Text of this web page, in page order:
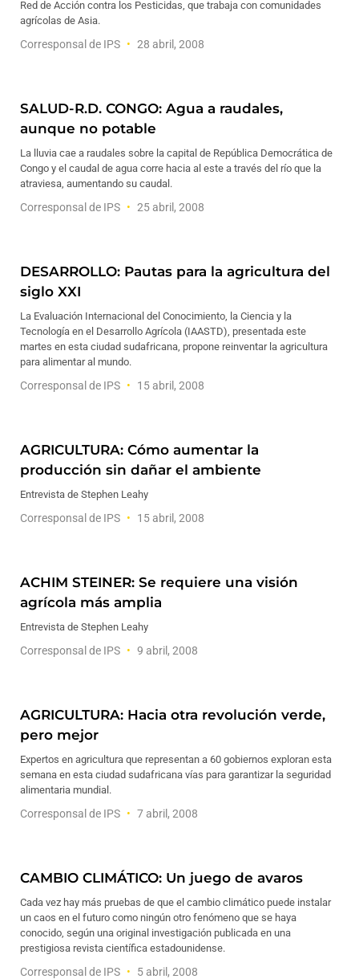
Red de Acción contra los Pesticidas, que trabaja con comunidades
agrícolas de Asia.
Corresponsal de IPS 28 abril, 2008
SALUD-R.D. CONGO: Agua a raudales,
aunque no potable
La lluvia cae a raudales sobre la capital de República Democrática de
Congo y el caudal de agua corre hacia al este a través del río que la
atraviesa, aumentando su caudal.
Corresponsal de IPS 25 abril, 2008
DESARROLLO: Pautas para la agricultura del
siglo XXI
La Evaluación Internacional del Conocimiento, la Ciencia y la
Tecnología en el Desarrollo Agrícola (IAASTD), presentada este
martes en esta ciudad sudafricana, propone reinventar la agricultura
para alimentar al mundo.
Corresponsal de IPS 15 abril, 2008
AGRICULTURA: Cómo aumentar la
producción sin dañar el ambiente
Entrevista de Stephen Leahy
Corresponsal de IPS 15 abril, 2008
ACHIM STEINER: Se requiere una visión
agrícola más amplia
Entrevista de Stephen Leahy
Corresponsal de IPS 9 abril, 2008
AGRICULTURA: Hacia otra revolución verde,
pero mejor
Expertos en agricultura que representan a 60 gobiernos exploran esta
semana en esta ciudad sudafricana vías para garantizar la seguridad
alimentaria mundial.
Corresponsal de IPS 7 abril, 2008
CAMBIO CLIMÁTICO: Un juego de avaros
Cada vez hay más pruebas de que el cambio climático puede instalar
un caos en el futuro como ningún otro fenómeno que se haya
conocido, según una original investigación publicada en una
prestigiosa revista científica estadounidense.
Corresponsal de IPS 5 abril, 2008